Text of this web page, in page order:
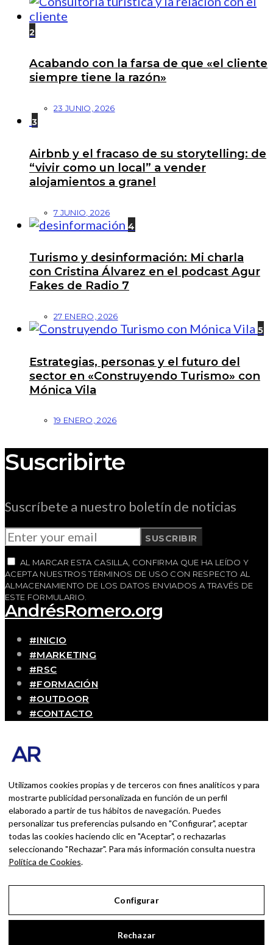
2
Acabando con la farsa de que «el cliente
siempre tiene la razón»
23 JUNIO, 2026
3
Airbnb y el fracaso de su storytelling: de
“vivir como un local” a vender
alojamientos a granel
7 JUNIO, 2026
4
Turismo y desinformación: Mi charla
con Cristina Álvarez en el podcast Agur
Fakes de Radio 7
27 ENERO, 2026
5
Estrategias, personas y el futuro del
sector en «Construyendo Turismo» con
Mónica Vila
19 ENERO, 2026
Suscribirte
Suscríbete a nuestro boletín de noticias
SUSCRIBIR
AL MARCAR ESTA CASILLA, CONFIRMA QUE HA LEÍDO Y
ACEPTA NUESTROS TÉRMINOS DE USO CON RESPECTO AL
ALMACENAMIENTO DE LOS DATOS ENVIADOS A TRAVÉS DE
ESTE FORMULARIO.
AndrésRomero.org
#INICIO
#MARKETING
#RSC
#FORMACIÓN
#OUTDOOR
#CONTACTO
Blog personal y profesional de Andrés Romero.
persona que disfruta con lo que hace cada día
BUSCAR POR:
BUSCAR
Ingresa las palabras de la búsqueda y presiona
Enter.
Utilizamos cookies propias y de terceros con fines analíticos y para
mostrarte publicidad personalizada en función de un perfil
elaborado a partir de tus hábitos de navegación. Puedes
personalizar tus preferencias pulsando en "Configurar", aceptar
todas las cookies haciendo clic en "Aceptar", o rechazarlas
seleccionando "Rechazar". Para más información consulta nuestra
Política de Cookies.
Configurar
Rechazar
Aviso Legal
Política de Privacidad